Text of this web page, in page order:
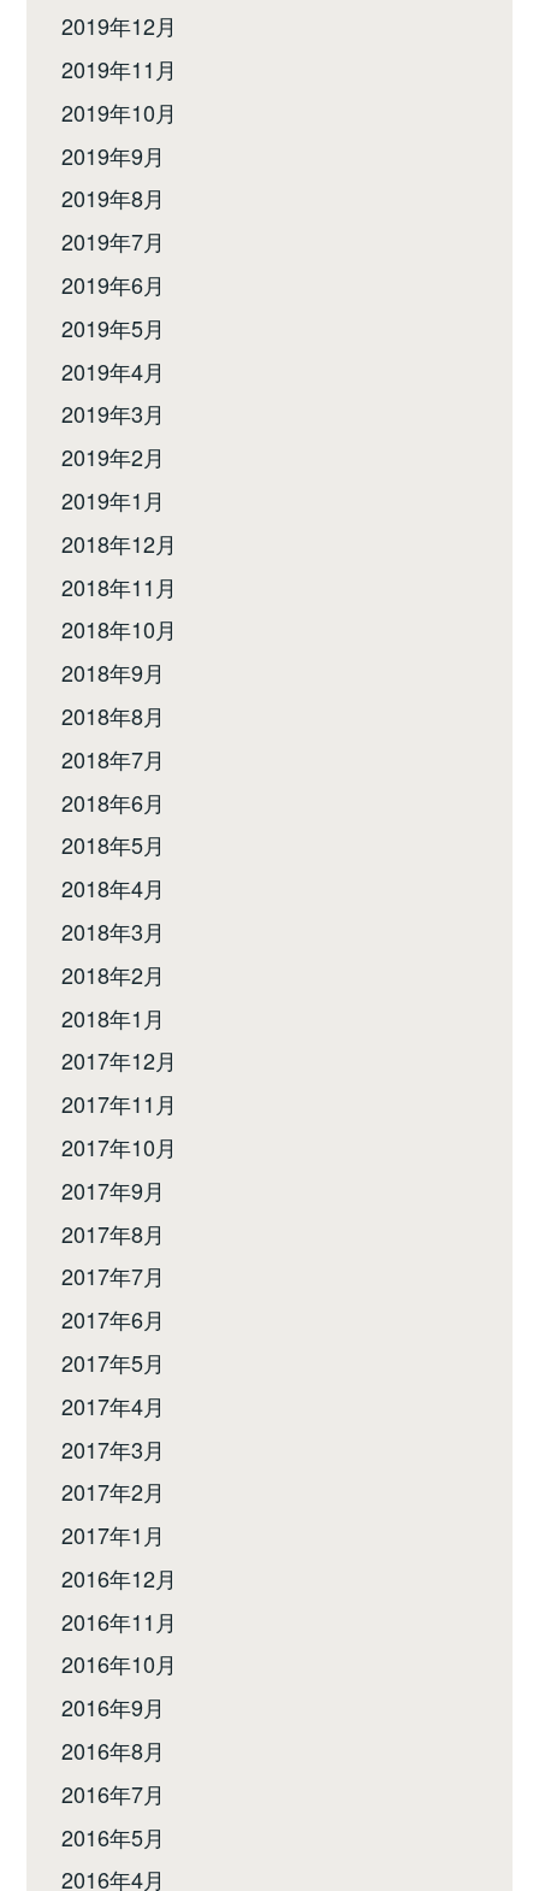
2019年12月
2019年11月
2019年10月
2019年9月
2019年8月
2019年7月
2019年6月
2019年5月
2019年4月
2019年3月
2019年2月
2019年1月
2018年12月
2018年11月
2018年10月
2018年9月
2018年8月
2018年7月
2018年6月
2018年5月
2018年4月
2018年3月
2018年2月
2018年1月
2017年12月
2017年11月
2017年10月
2017年9月
2017年8月
2017年7月
2017年6月
2017年5月
2017年4月
2017年3月
2017年2月
2017年1月
2016年12月
2016年11月
2016年10月
2016年9月
2016年8月
2016年7月
2016年5月
2016年4月